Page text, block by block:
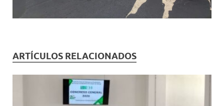
ARTÍCULOS RELACIONADOS